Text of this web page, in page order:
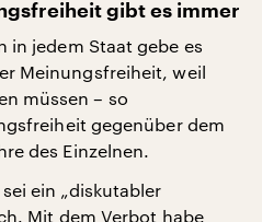
gibt es immer
in jedem Staat gebe es
Meinungsfreiheit, weil
müssen – so
gegenüber dem
des Einzelnen.
ein „diskutabler
Mit dem Verbot habe